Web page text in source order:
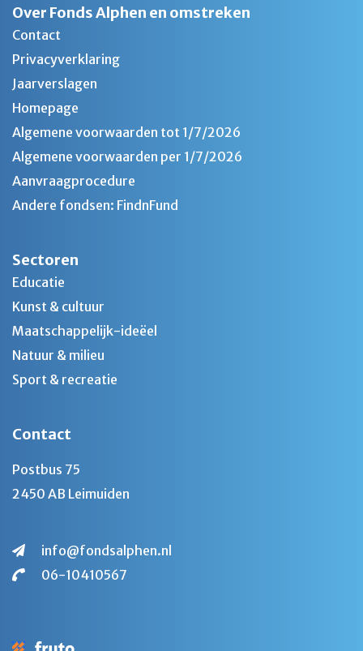
Over Fonds Alphen en omstreken
Contact
Privacyverklaring
Jaarverslagen
Homepage
Algemene voorwaarden tot 1/7/2026
Algemene voorwaarden per 1/7/2026
Aanvraagprocedure
Andere fondsen: FindnFund
Sectoren
Educatie
Kunst & cultuur
Maatschappelijk-ideëel
Natuur & milieu
Sport & recreatie
Contact
Postbus 75
2450 AB Leimuiden
info@fondsalphen.nl
06-10410567